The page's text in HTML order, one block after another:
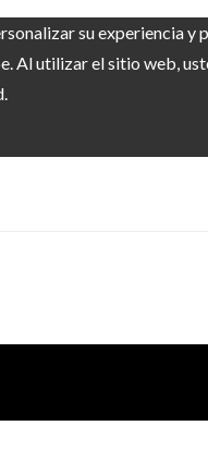
su experiencia
Al utilizar el sitio web,